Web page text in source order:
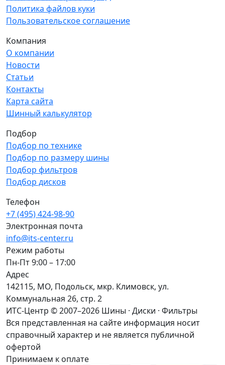
Политика файлов куки
Пользовательское соглашение
Компания
О компании
Новости
Статьи
Контакты
Карта сайта
Шинный калькулятор
Подбор
Подбор по технике
Подбор по размеру шины
Подбор фильтров
Подбор дисков
Телефон
+7 (495) 424-98-90
Электронная почта
info@its-center.ru
Режим работы
Пн-Пт 9:00 – 17:00
Адрес
142115, МО, Подольск, мкр. Климовск, ул.
Коммунальная 26, стр. 2
ИТС-Центр © 2007–2026 Шины · Диски · Фильтры
Вся представленная на сайте информация носит
справочный характер и не является публичной
офертой
Принимаем к оплате